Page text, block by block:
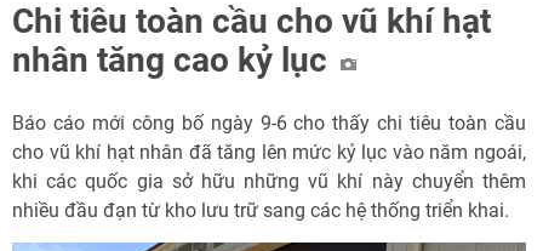
Chi tiêu toàn cầu cho vũ khí hạt
nhân tăng cao kỷ lục
Báo cáo mới công bố ngày 9-6 cho thấy chi tiêu toàn cầu
cho vũ khí hạt nhân đã tăng lên mức kỷ lục vào năm ngoái,
khi các quốc gia sở hữu những vũ khí này chuyển thêm
nhiều đầu đạn từ kho lưu trữ sang các hệ thống triển khai.